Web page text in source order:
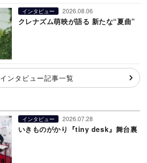
インタビュー 2026.08.06
クレナズム萌映が語る 新たな“夏曲”
インタビュー記事一覧
インタビュー 2026.07.28
いきものがかり『tiny desk』舞台裏